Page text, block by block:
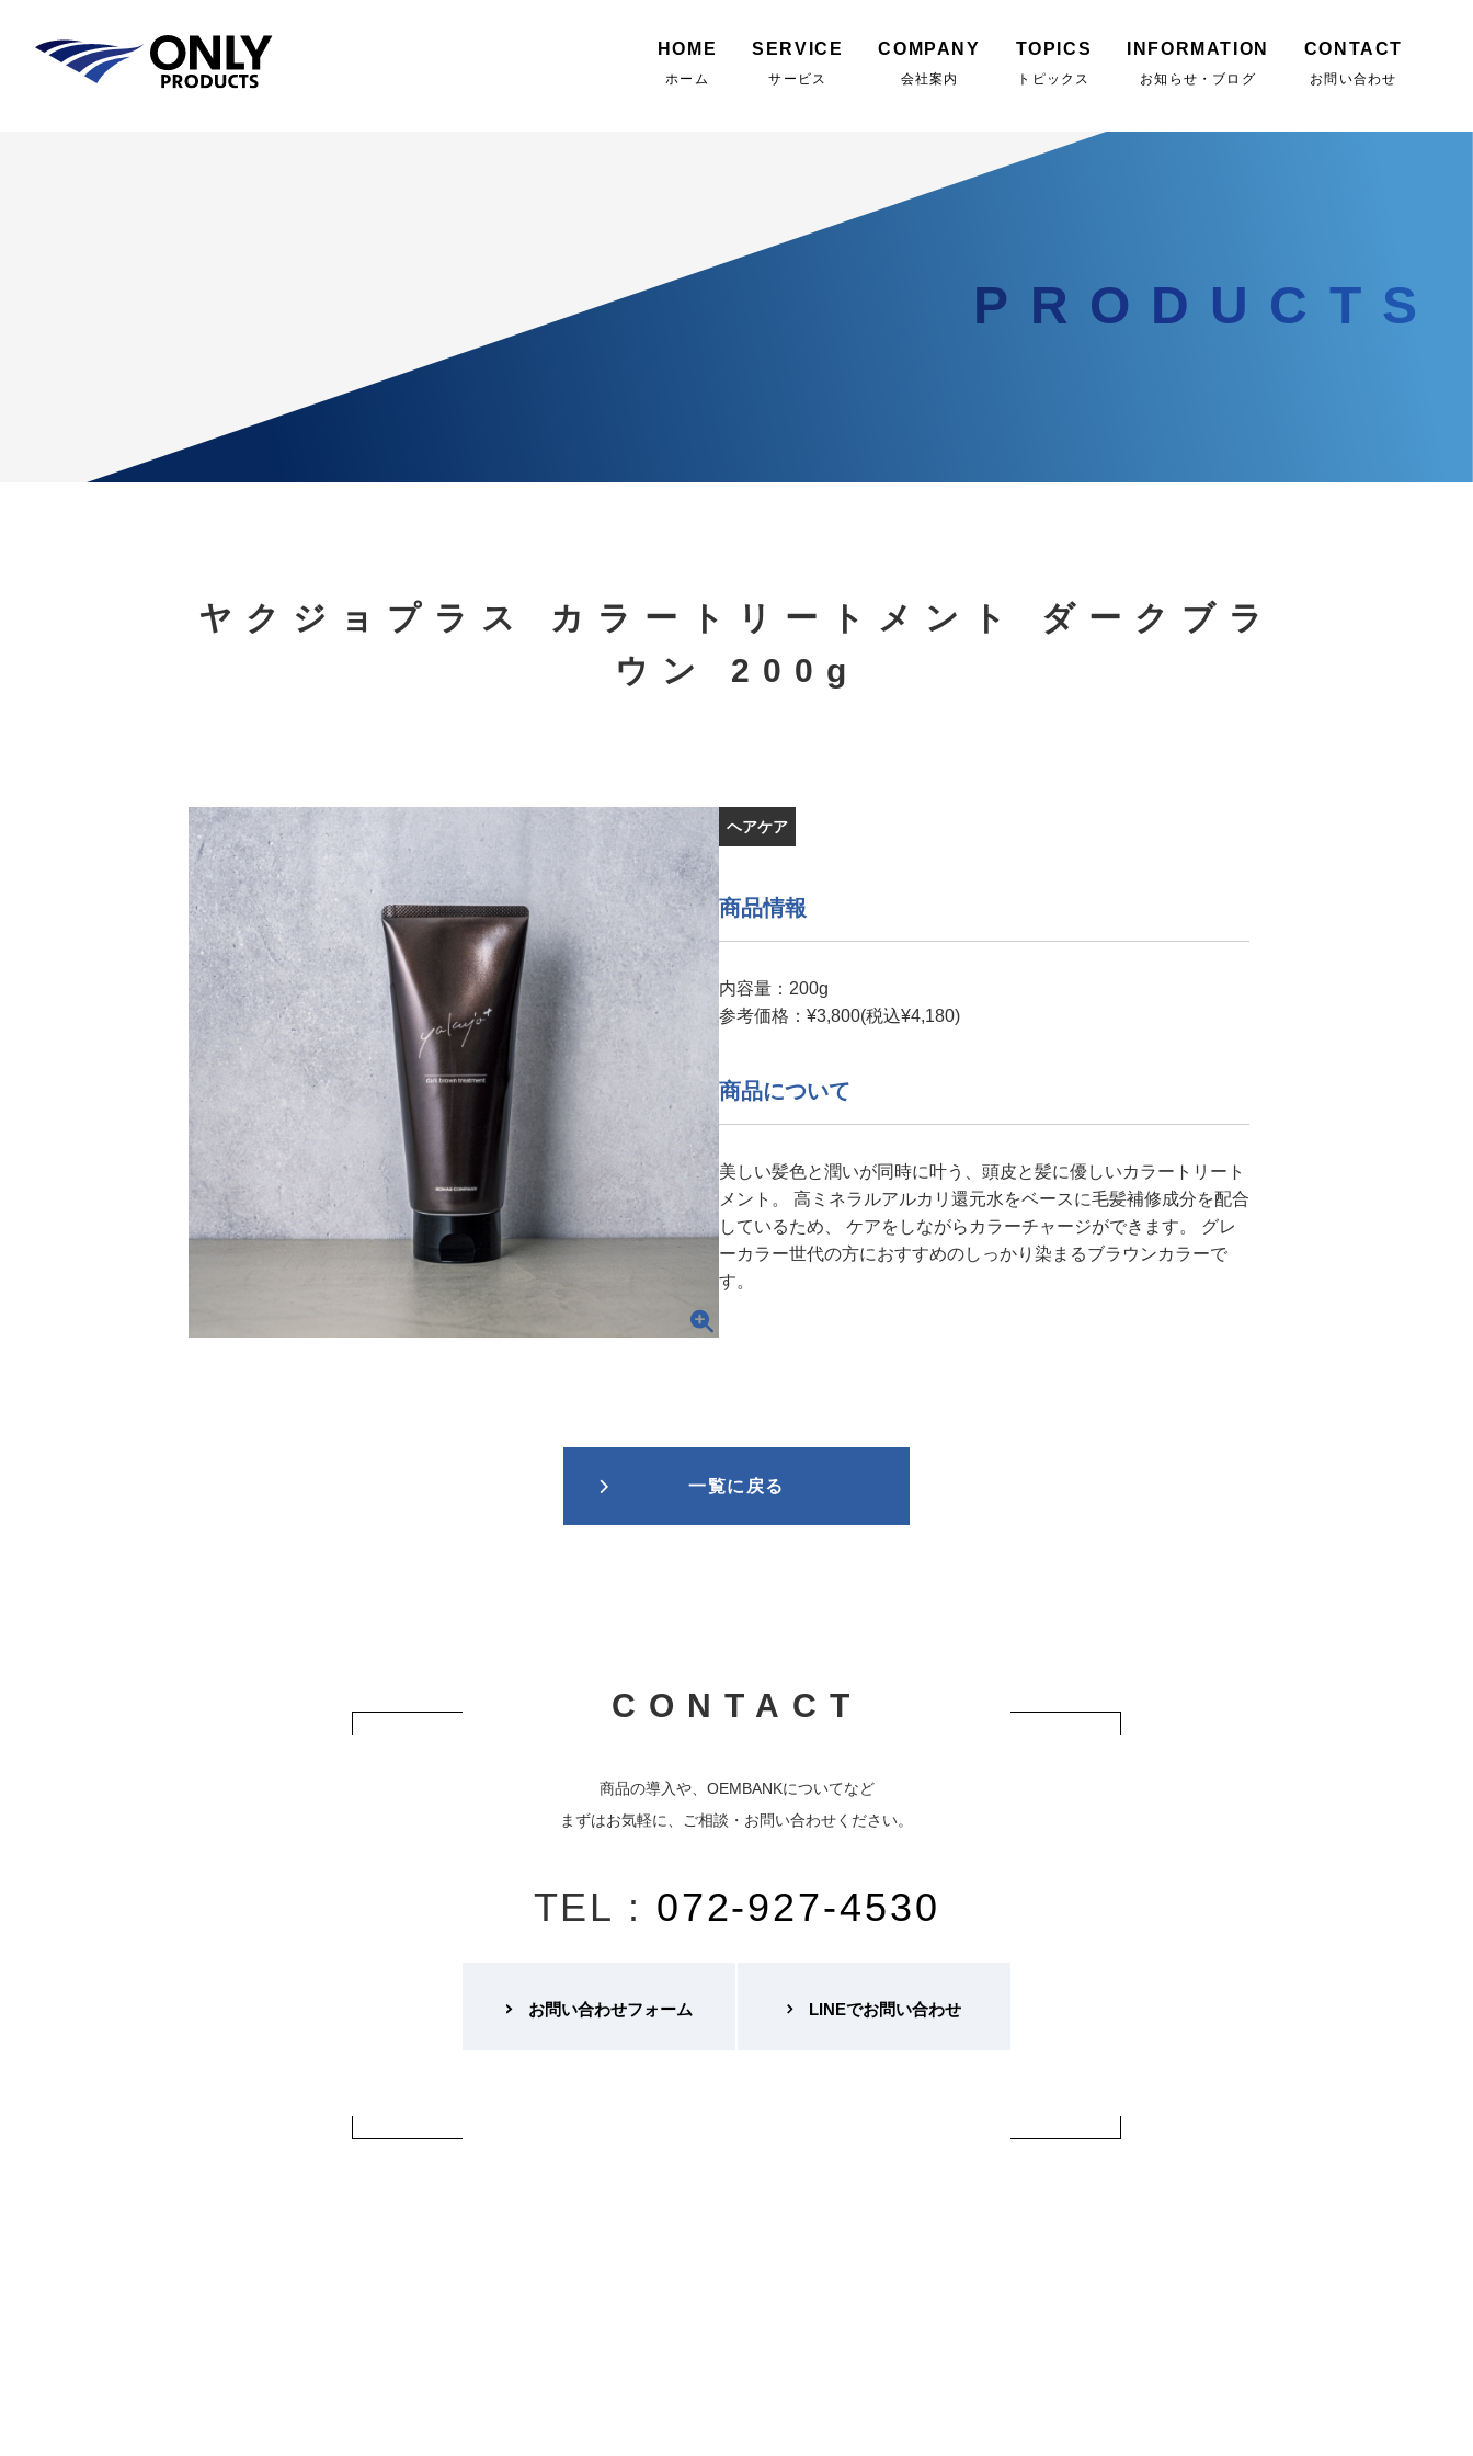
HOME
ホーム
SERVICE
サービス
COMPANY
会社案内
TOPICS
トピックス
INFORMATION
お知らせ・ブログ
CONTACT
お問い合わせ
PRODUCTS
ヤクジョプラス カラートリートメント ダークブラ
ウン 200g
ヘアケア
商品情報
内容量：200g
参考価格：¥3,800(税込¥4,180)
商品について
美しい髪色と潤いが同時に叶う、頭皮と髪に優しいカラートリート
メント。 高ミネラルアルカリ還元水をベースに毛髪補修成分を配合
しているため、 ケアをしながらカラーチャージができます。 グレ
ーカラー世代の方におすすめのしっかり染まるブラウンカラーで
す。
一覧に戻る
CONTACT
商品の導入や、OEMBANKについてなど
まずはお気軽に、ご相談・お問い合わせください。
TEL : 072-927-4530
お問い合わせフォーム LINEでお問い合わせ